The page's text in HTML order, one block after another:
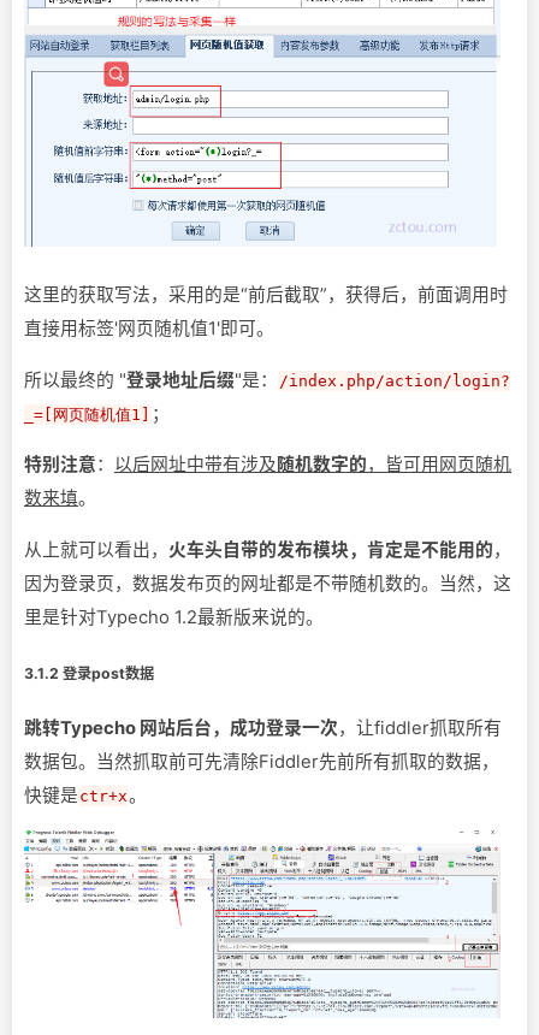
这里的获取写法，采用的是“前后截取”，获得后，前面调用时
直接用标签'网页随机值1'即可。
所以最终的 "登录地址后缀"是：
/index.php/action/login?
_=[网页随机值1] ；
特别注意： 以后网址中带有涉及随机数字的，皆可用网页随机
数来填。
从上就可以看出， 火车头自带的发布模块，肯定是不能用的，
因为登录页，数据发布页的网址都是不带随机数的。当然，这
里是针对Typecho 1.2最新版来说的。
3.1.2 登录post数据
跳转Typecho 网站后台，成功登录一次，让fiddler抓取所有
数据包。当然抓取前可先清除Fiddler先前所有抓取的数据，
快键是 ctr+x。